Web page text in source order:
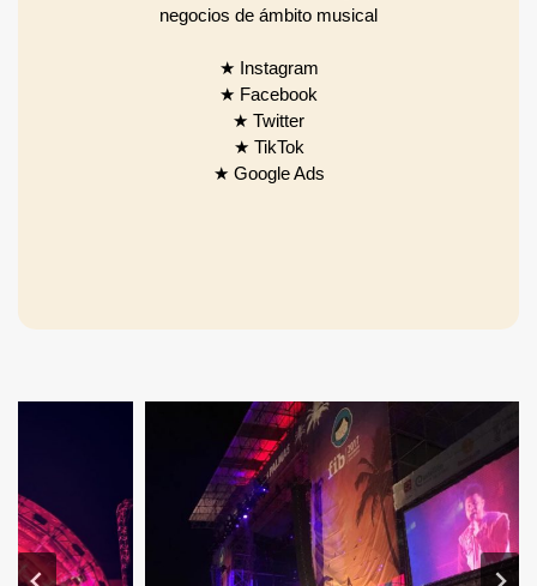
negocios de ámbito musical
★ Instagram
★ Facebook
★ Twitter
★ TikTok
★ Google Ads